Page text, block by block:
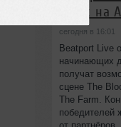
Block на
сегодня в 16:01
Beatport Live
начинающих
получат
сцене The
The Farm.
победителей